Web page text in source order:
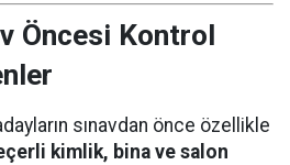
Öncesi Kontrol
sınavdan önce özellikle
kimlik, bina ve salon